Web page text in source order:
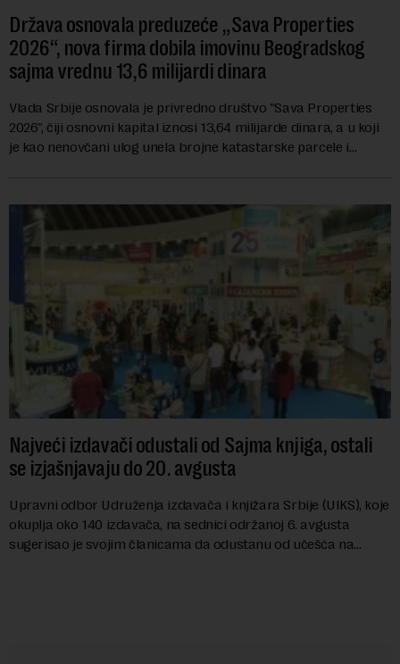
Država osnovala preduzeće „Sava Properties
2026“, nova firma dobila imovinu Beogradskog
sajma vrednu 13,6 milijardi dinara
Vlada Srbije osnovala je privredno društvo "Sava Properties
2026", čiji osnovni kapital iznosi 13,64 milijarde dinara, a u koji
je kao nenovčani ulog unela brojne katastarske parcele i
Najveći izdavači odustali od Sajma knjiga, ostali
se izjašnjavaju do 20. avgusta
Upravni odbor Udruženja izdavača i knjižara Srbije (UIKS), koje
okuplja oko 140 izdavača, na sednici održanoj 6. avgusta
sugerisao je svojim članicama da odustanu od učešća na